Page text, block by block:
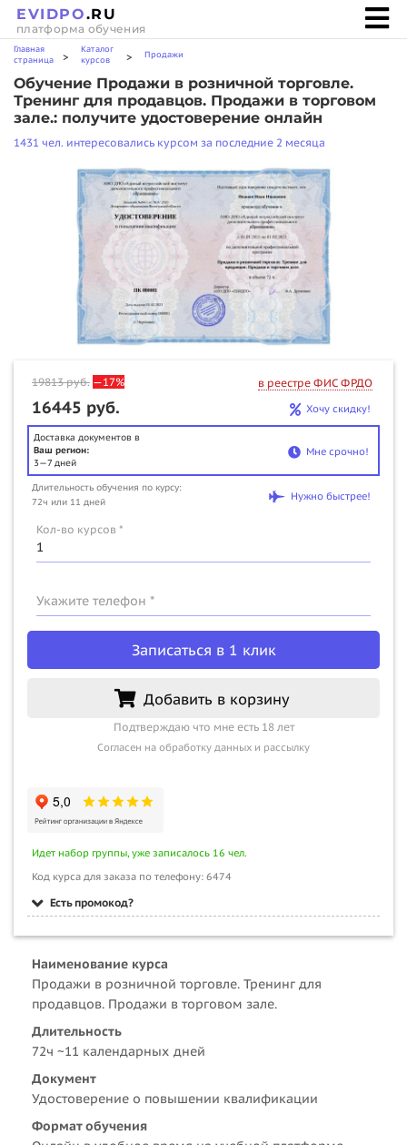
EVIDPO.RU
платформа обучения
Главная
страница
>
Каталог
курсов
> Продажи
Обучение Продажи в розничной торговле.
Тренинг для продавцов. Продажи в торговом
зале.: получите удостоверение онлайн
1431 чел. интересовались курсом за последние 2 месяца
19813руб. —17% в реестре ФИС ФРДО
16445 руб. Хочу скидку!
Доставка документов в
Ваш регион:
3—7 дней
Мне срочно!
Длительность обучения по курсу:
72ч или 11 дней
Нужно быстрее!
Кол-во курсов *
Укажите телефон *
Записаться в 1 клик
Добавить в корзину
Подтверждаю что мне есть 18 лет
Согласен на обработку данных и рассылку
Идет набор группы, уже записалось 16 чел.
Код курса для заказа по телефону: 6474
Есть промокод?
Наименование курса
Продажи в розничной торговле. Тренинг для
продавцов. Продажи в торговом зале.
Длительность
72ч ~11 календарных дней
Документ
Удостоверение о повышении квалификации
Формат обучения